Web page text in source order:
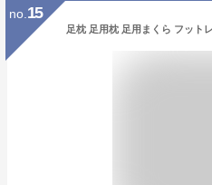
no. 15